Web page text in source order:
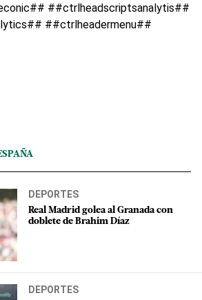
##ctrlheadscriptsanalytis##
##ctrlheadermenu##
DEPORTES
Real Madrid golea al Granada con
doblete de Brahim Díaz
DEPORTES